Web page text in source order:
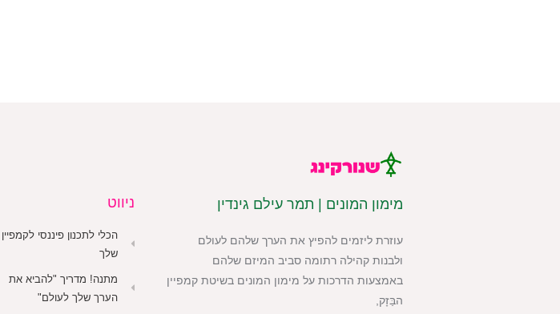
מימון המונים | תמר עילם גינדין
עוזרת ליזמים להפיץ את הערך שלהם לעולם
ולבנות קהילה רתומה סביב המיזם שלהם
באמצעות הדרכות על מימון המונים בשיטת קמפיין
הבַּזָק,
ניווט
הכלי לתכנון פיננסי לקמפיין
שלך
מתנה! מדריך "להביא את
הערך שלך לעולם"